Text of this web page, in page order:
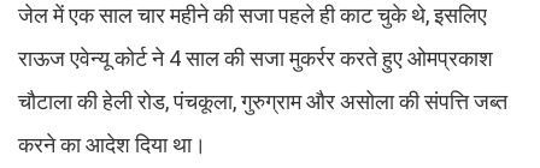
जेल में एक साल चार महीने की सजा पहले ही काट चुके थे, इसलिए
राऊज एवेन्यू कोर्ट ने 4 साल की सजा मुकर्रर करते हुए ओमप्रकाश
चौटाला की हेली रोड, पंचकूला, गुरुग्राम और असोला की संपत्ति जब्त
करने का आदेश दिया था।